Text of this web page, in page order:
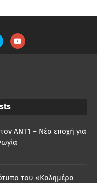
ΑΝΤ1 – Νέα εποχή για
του «Καλημέρα